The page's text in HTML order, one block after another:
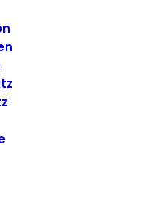
mit
einfach